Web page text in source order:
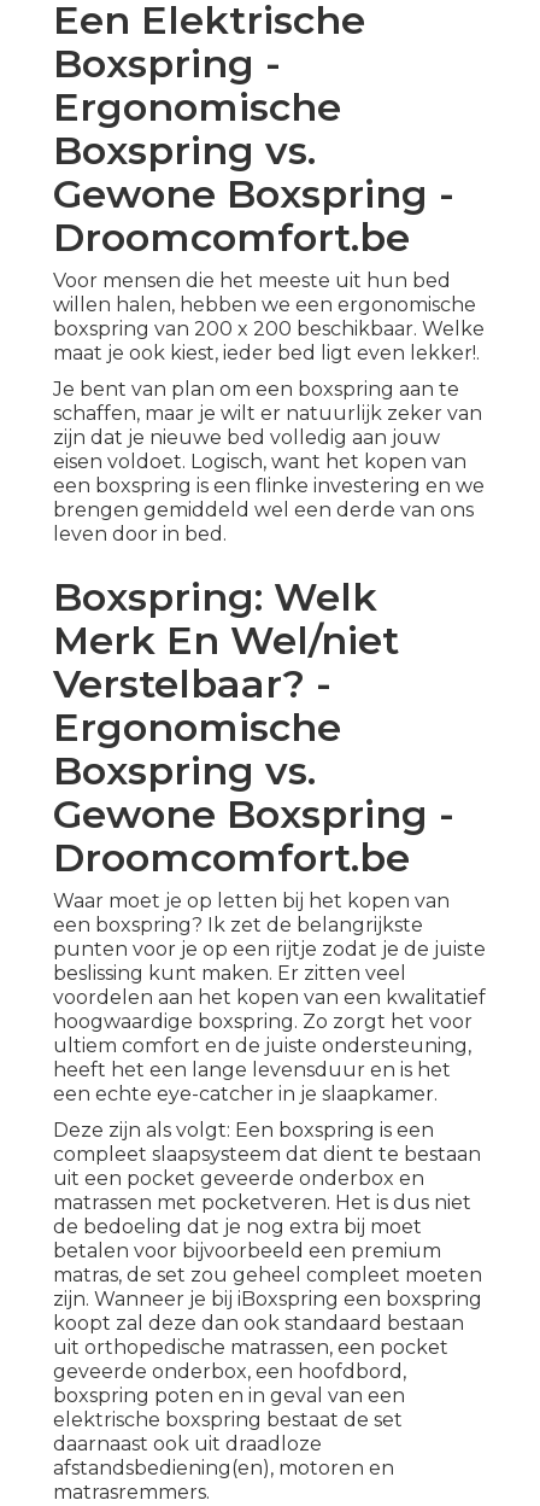
Een Elektrische
Boxspring -
Ergonomische
Boxspring vs.
Gewone Boxspring -
Droomcomfort.be
Voor mensen die het meeste uit hun bed
willen halen, hebben we een ergonomische
boxspring van 200 x 200 beschikbaar. Welke
maat je ook kiest, ieder bed ligt even lekker!.
Je bent van plan om een boxspring aan te
schaffen, maar je wilt er natuurlijk zeker van
zijn dat je nieuwe bed volledig aan jouw
eisen voldoet. Logisch, want het kopen van
een boxspring is een flinke investering en we
brengen gemiddeld wel een derde van ons
leven door in bed.
Boxspring: Welk
Merk En Wel/niet
Verstelbaar? -
Ergonomische
Boxspring vs.
Gewone Boxspring -
Droomcomfort.be
Waar moet je op letten bij het kopen van
een boxspring? Ik zet de belangrijkste
punten voor je op een rijtje zodat je de juiste
beslissing kunt maken. Er zitten veel
voordelen aan het kopen van een kwalitatief
hoogwaardige boxspring. Zo zorgt het voor
ultiem comfort en de juiste ondersteuning,
heeft het een lange levensduur en is het
een echte eye-catcher in je slaapkamer.
Deze zijn als volgt: Een boxspring is een
compleet slaapsysteem dat dient te bestaan
uit een pocket geveerde onderbox en
matrassen met pocketveren. Het is dus niet
de bedoeling dat je nog extra bij moet
betalen voor bijvoorbeeld een premium
matras, de set zou geheel compleet moeten
zijn. Wanneer je bij iBoxspring een boxspring
koopt zal deze dan ook standaard bestaan
uit orthopedische matrassen, een pocket
geveerde onderbox, een hoofdbord,
boxspring poten en in geval van een
elektrische boxspring bestaat de set
daarnaast ook uit draadloze
afstandsbediening(en), motoren en
matrasremmers.